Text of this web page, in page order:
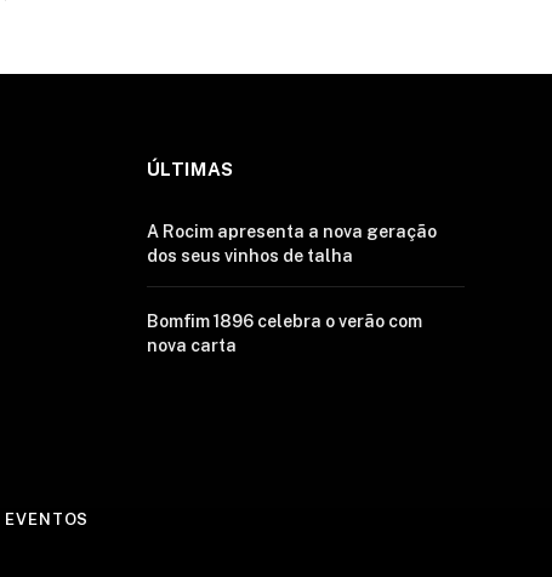
ÚLTIMAS
A Rocim apresenta a nova geração
dos seus vinhos de talha
Bomfim 1896 celebra o verão com
nova carta
EVENTOS